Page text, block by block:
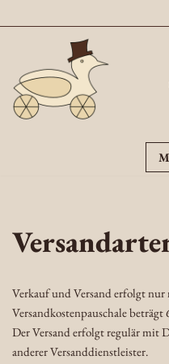
springen
Verkauf und Versand erfolgt
Versandkostenpauschale
Der Versand erfolgt regulär mit
anderer Versanddienstleister.